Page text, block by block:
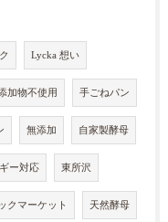
Lycka 想い
加物不使用 手ごねパン
無添加 自家製酵母
ー対応 東所沢
クマーケット 天然酵母